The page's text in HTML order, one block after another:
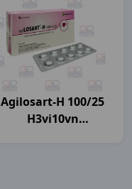
Agilosart-H 100/25
H3vi10vn